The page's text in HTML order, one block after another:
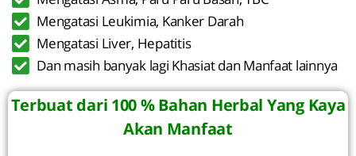
Mengatasi Leukimia, Kanker Darah
Mengatasi Liver, Hepatitis
Dan masih banyak lagi Khasiat dan Manfaat lainnya
Terbuat dari 100 % Bahan Herbal Yang Kaya
Akan Manfaat